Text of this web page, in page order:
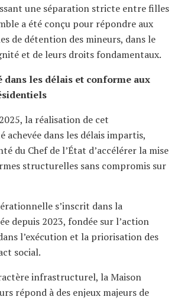
une séparation stricte entre filles
a été conçu pour répondre aux
de détention des mineurs, dans le
et de leurs droits fondamentaux.
dans les délais et conforme aux
la réalisation de cet
achevée dans les délais impartis,
du Chef de l’État d’accélérer la mise
structurelles sans compromis sur
s’inscrit dans la
depuis 2023, fondée sur l’action
l’exécution et la priorisation des
social.
infrastructurel, la Maison
répond à des enjeux majeurs de